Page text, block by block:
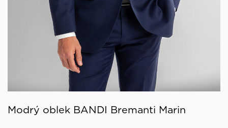
Modrý oblek BANDI Bremanti Marin